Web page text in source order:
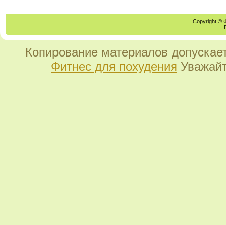
Copyright ©
Копирование материалов
Фитнес для похудения